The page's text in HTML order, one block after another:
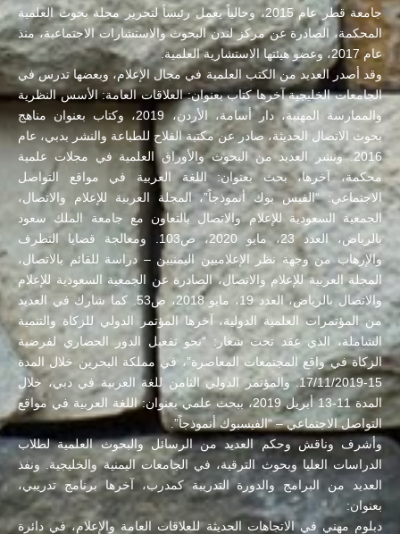
جامعة قطر عام 2015، وحالياً يعمل رئيساً لتحرير مجلة بحوث العلمية
المحكمة، الصادرة عن مركز لندن البحوث والاستشارات الاجتماعية، منذ
عام 2017، وعضو هيئتها الاستشارية العلمية.
وقد أصدر العديد من الكتب العلمية في مجال الإعلام، وبعضها تدرس في
الجامعات الخليجية آخرها كتاب بعنوان: العلاقات العامة: الأسس النظرية
والممارسة المهنية، دار أسامة، الأردن، 2019، وكتاب بعنوان مناهج
بحوث الاتصال الحديثة، صادر عن مكتبة الفلاح للطباعة والنشر بدبي، عام
2016. ونشر العديد من البحوث والأوراق العلمية في مجلات علمية
محكمة، آخرها، بحث بعنوان: اللغة العربية في مواقع التواصل
الاجتماعي: “الفيس بوك أنموذجاً”، المجلة العربية للإعلام والاتصال،
الجمعية السعودية للإعلام والاتصال بالتعاون مع جامعة الملك سعود
بالرياض، العدد 23، مايو 2020، ص103. ومعالجة قضايا التطرف
والإرهاب من وجهة نظر الإعلاميين اليمنيين – دراسة للقائم بالاتصال،
المجلة العربية للإعلام والاتصال، الصادرة عن الجمعية السعودية للإعلام
والاتصال بالرياض، العدد 19، مايو 2018، ص53. كما شارك في العديد
من المؤتمرات العلمية الدولية، آخرها المؤتمر الدولي للزكاة والتنمية
الشاملة، الذي عقد تحت شعار: “نحو تفعيل الدور الحضاري لفرضية
الزكاة في واقع المجتمعات المعاصرة”، في مملكة البحرين خلال المدة
15-17/11/2019. والمؤتمر الدولي الثامن للغة العربية في دبي، خلال
المدة 11-13 أبريل 2019، ببحث علمي بعنوان: اللغة العربية في مواقع
التواصل الاجتماعي – “الفيسبوك أنموذجاً”.
وأشرف وناقش وحكم العديد من الرسائل والبحوث العلمية لطلاب
الدراسات العليا وبحوث الترقية، في الجامعات اليمنية والخليجية. ونفذ
العديد من البرامج والدورة التدريبة كمدرب، آخرها برنامج تدريبي،
بعنوان:
دبلوم مهني في الاتجاهات الحديثة للعلاقات العامة والإعلام، في دائرة